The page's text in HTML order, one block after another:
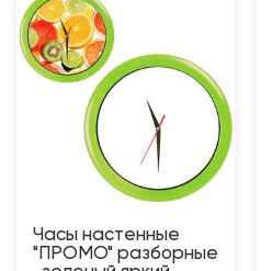
Часы настенные
"ПРОМО" разборные